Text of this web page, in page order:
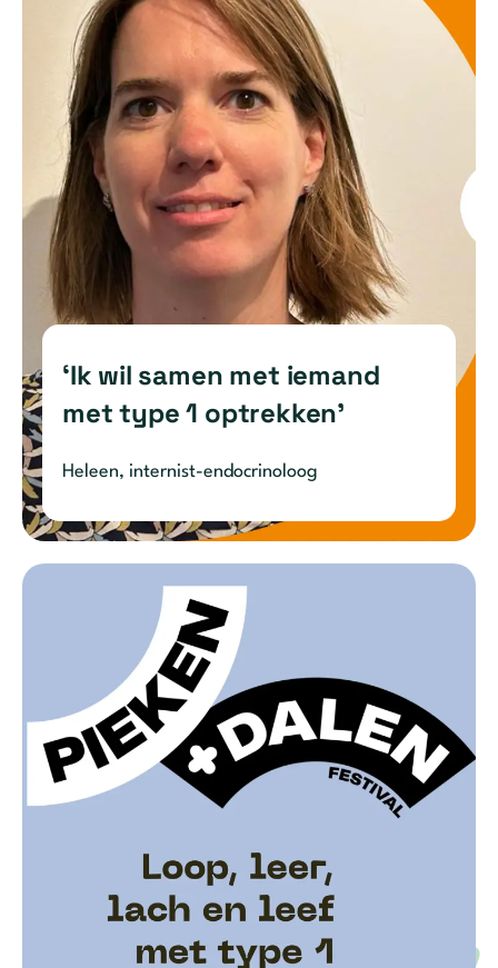
‘Ik wil samen met iemand
met type 1 optrekken’
Heleen, internist-endocrinoloog